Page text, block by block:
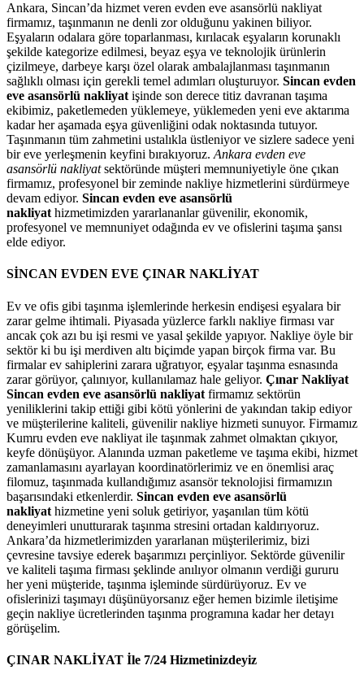
Ankara, Sincan’da hizmet veren evden eve asansörlü nakliyat
firmamız, taşınmanın ne denli zor olduğunu yakinen biliyor.
Eşyaların odalara göre toparlanması, kırılacak eşyaların korunaklı
şekilde kategorize edilmesi, beyaz eşya ve teknolojik ürünlerin
çizilmeye, darbeye karşı özel olarak ambalajlanması taşınmanın
sağlıklı olması için gerekli temel adımları oluşturuyor. Sincan evden
eve asansörlü nakliyat işinde son derece titiz davranan taşıma
ekibimiz, paketlemeden yüklemeye, yüklemeden yeni eve aktarıma
kadar her aşamada eşya güvenliğini odak noktasında tutuyor.
Taşınmanın tüm zahmetini ustalıkla üstleniyor ve sizlere sadece yeni
bir eve yerleşmenin keyfini bırakıyoruz. Ankara evden eve
asansörlü nakliyatsektöründe müşteri memnuniyetiyle öne çıkan
firmamız, profesyonel bir zeminde nakliye hizmetlerini sürdürmeye
devam ediyor. Sincan evden eve asansörlü
nakliyat hizmetimizden yararlananlar güvenilir, ekonomik,
profesyonel ve memnuniyet odağında ev ve ofislerini taşıma şansı
elde ediyor.
SİNCAN EVDEN EVE ÇINAR NAKLİYAT
Ev ve ofis gibi taşınma işlemlerinde herkesin endişesi eşyalara bir
zarar gelme ihtimali. Piyasada yüzlerce farklı nakliye firması var
ancak çok azı bu işi resmi ve yasal şekilde yapıyor. Nakliye öyle bir
sektör ki bu işi merdiven altı biçimde yapan birçok firma var. Bu
firmalar ev sahiplerini zarara uğratıyor, eşyalar taşınma esnasında
zarar görüyor, çalınıyor, kullanılamaz hale geliyor. Çınar Nakliyat
Sincan evden eve asansörlü nakliyat firmamız sektörün
yeniliklerini takip ettiği gibi kötü yönlerini de yakından takip ediyor
ve müşterilerine kaliteli, güvenilir nakliye hizmeti sunuyor. Firmamız
Kumru evden eve nakliyat ile taşınmak zahmet olmaktan çıkıyor,
keyfe dönüşüyor. Alanında uzman paketleme ve taşıma ekibi, hizmet
zamanlamasını ayarlayan koordinatörlerimiz ve en önemlisi araç
filomuz, taşınmada kullandığımız asansör teknolojisi firmamızın
başarısındaki etkenlerdir. Sincan evden eve asansörlü
nakliyat hizmetine yeni soluk getiriyor, yaşanılan tüm kötü
deneyimleri unutturarak taşınma stresini ortadan kaldırıyoruz.
Ankara’da hizmetlerimizden yararlanan müşterilerimiz, bizi
çevresine tavsiye ederek başarımızı perçinliyor. Sektörde güvenilir
ve kaliteli taşıma firması şeklinde anılıyor olmanın verdiği gururu
her yeni müşteride, taşınma işleminde sürdürüyoruz. Ev ve
ofislerinizi taşımayı düşünüyorsanız eğer hemen bizimle iletişime
geçin nakliye ücretlerinden taşınma programına kadar her detayı
görüşelim.
ÇINAR NAKLİYAT İle 7/24 Hizmetinizdeyiz